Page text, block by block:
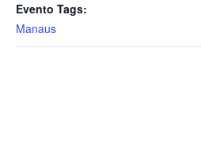
Evento Tags:
Manaus